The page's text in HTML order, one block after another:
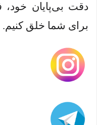
دقت بی‌پایان خود،
برای شما خلق کنیم.